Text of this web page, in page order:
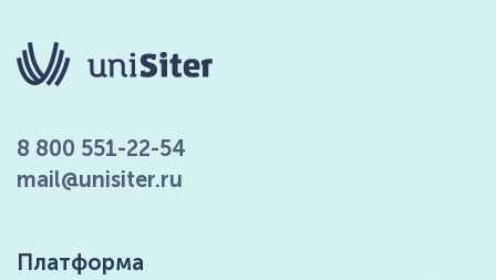
8 800 551-22-54
mail@unisiter.ru
Платформа